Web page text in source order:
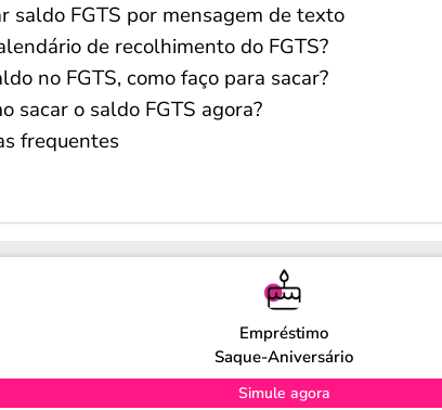
saldo FGTS por mensagem de texto
de recolhimento do FGTS?
no FGTS, como faço para sacar?
sacar o saldo FGTS agora?
frequentes
Empréstimo
Saque-Aniversário
Simule agora